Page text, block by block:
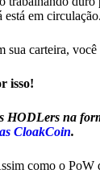
em circulação.
carteira,
isso!
HODLers na
CloakCoin.
como o